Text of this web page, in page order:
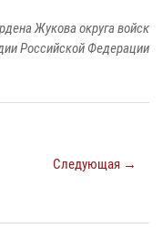
Жукова округа войск
Российской Федерации
Следующая →